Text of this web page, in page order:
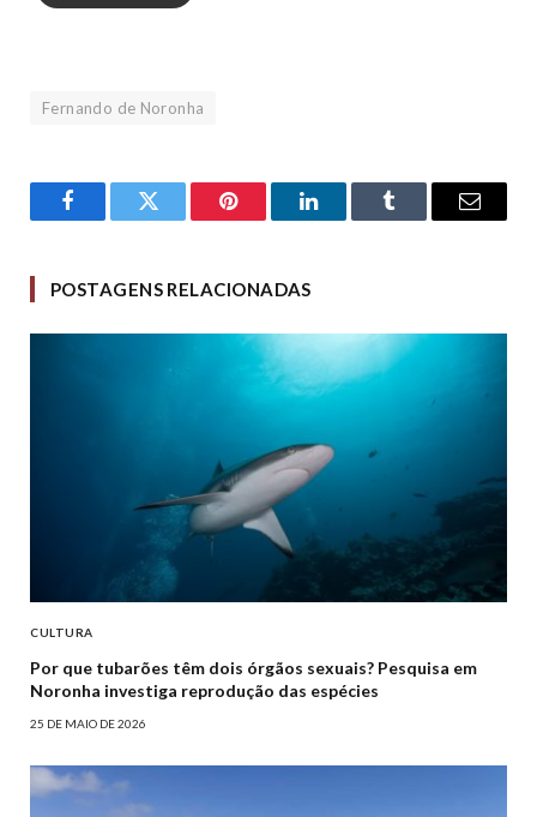
Fernando de Noronha
FacebookTwitter Pinterest LinkedInTumblr Email
POSTAGENS RELACIONADAS
CULTURA
Por que tubarões têm dois órgãos sexuais? Pesquisa em
Noronha investiga reprodução das espécies
25 DE MAIO DE 2026